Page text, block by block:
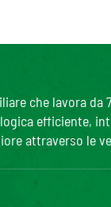
che lavora
efficiente,
attraverso le